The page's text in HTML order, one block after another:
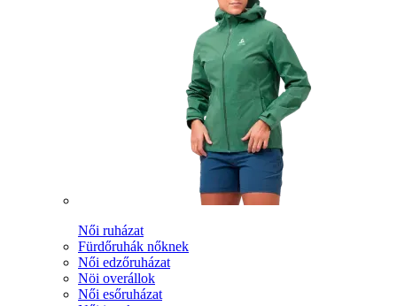
Női ruházat
Fürdőruhák nőknek
Női edzőruházat
Nöi overállok
Női esőruházat